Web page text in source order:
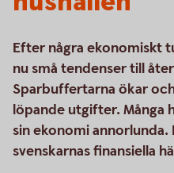
Efter några ekonomiskt
nu små tendenser till
Sparbuffertarna ökar
löpande utgifter. Många
sin ekonomi
svenskarnas finansiella